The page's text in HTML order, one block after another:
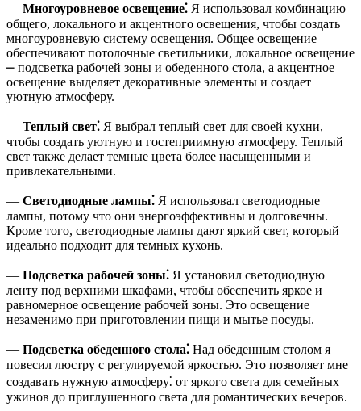
— Многоуровневое освещение⁚ Я использовал комбинацию
общего, локального и акцентного освещения, чтобы создать
многоуровневую систему освещения. Общее освещение
обеспечивают потолочные светильники, локальное освещение
⎼ подсветка рабочей зоны и обеденного стола, а акцентное
освещение выделяет декоративные элементы и создает
уютную атмосферу.
— Теплый свет⁚ Я выбрал теплый свет для своей кухни,
чтобы создать уютную и гостеприимную атмосферу. Теплый
свет также делает темные цвета более насыщенными и
привлекательными.
— Светодиодные лампы⁚ Я использовал светодиодные
лампы, потому что они энергоэффективны и долговечны.
Кроме того, светодиодные лампы дают яркий свет, который
идеально подходит для темных кухонь.
— Подсветка рабочей зоны⁚ Я установил светодиодную
ленту под верхними шкафами, чтобы обеспечить яркое и
равномерное освещение рабочей зоны. Это освещение
незаменимо при приготовлении пищи и мытье посуды.
— Подсветка обеденного стола⁚ Над обеденным столом я
повесил люстру с регулируемой яркостью. Это позволяет мне
создавать нужную атмосферу⁚ от яркого света для семейных
ужинов до приглушенного света для романтических вечеров.